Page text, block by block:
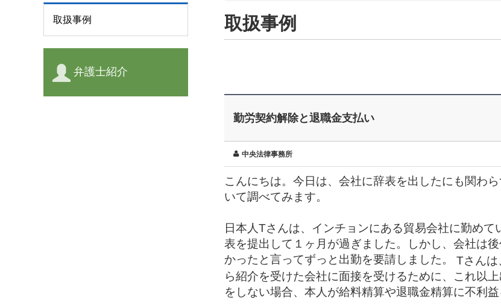
取扱事例
弁護士紹介
取扱事例
勤労契約解除と退職金支払い
中央法律事務所
こんにちは。今日は、会社に辞表を出したにも関わ
いて調べてみます。
日本人Tさんは、インチョンにある貿易会社に勤め
表を提出して１ヶ月が過ぎました。しかし、会社は
かったと言ってずっと出勤を要請しました。
Tさんは
ら紹介を受けた会社に面接を受けるために、これ以
をしない場合、本人が給料精算や退職金精算に不利